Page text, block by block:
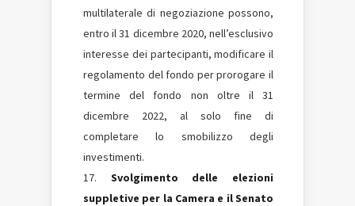
multilaterale di negoziazione possono,
entro il 31 dicembre 2020, nell’esclusivo
interesse dei partecipanti, modificare il
regolamento del fondo per prorogare il
termine del fondo non oltre il 31
dicembre 2022, al solo fine di
completare lo smobilizzo degli
investimenti.
Svolgimento delle elezioni
suppletive per la Camera e il Senato